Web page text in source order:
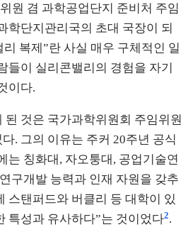
원 겸 과학공업단지 준비처 주임
학단지관리국의 초대 국장이 되
리 복제”란 사실 매우 구체적인 일
들이 실리콘밸리의 경험을 자기
이다.
된 것은 국가과학위원회 주임위원
. 그의 이유는 주커 20주년 공식
는 칭화대, 자오퉁대, 공업기술연
구개발 능력과 인재 자원을 갖추
스탠퍼드와 버클리 등 대학이 있
특성과 유사하다”는 것이었다2.